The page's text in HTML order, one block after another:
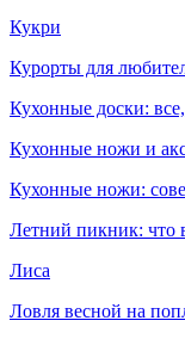
Кукри
Курорты для
Кухонные доски:
Кухонные ножи и
Кухонные ножи:
Летний пикник: что
Лиса
Ловля весной на